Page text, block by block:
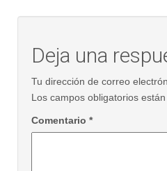
Deja una
Tu dirección de correo
Los campos obligatorios
Comentario *